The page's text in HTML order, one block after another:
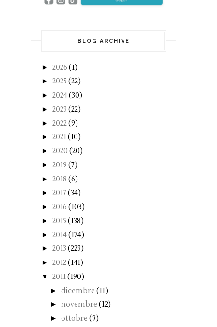
BLOG ARCHIVE
► 2026 (1)
► 2025 (22)
► 2024(30)
► 2023 (22)
► 2022(9)
► 2021(10)
► 2020 (20)
► 2019 (7)
► 2018 (6)
► 2017 (34)
► 2016 (103)
► 2015 (138)
► 2014(174)
► 2013 (223)
► 2012(141)
▼ 2011(190)
► dicembre (11)
► novembre (12)
► ottobre (9)